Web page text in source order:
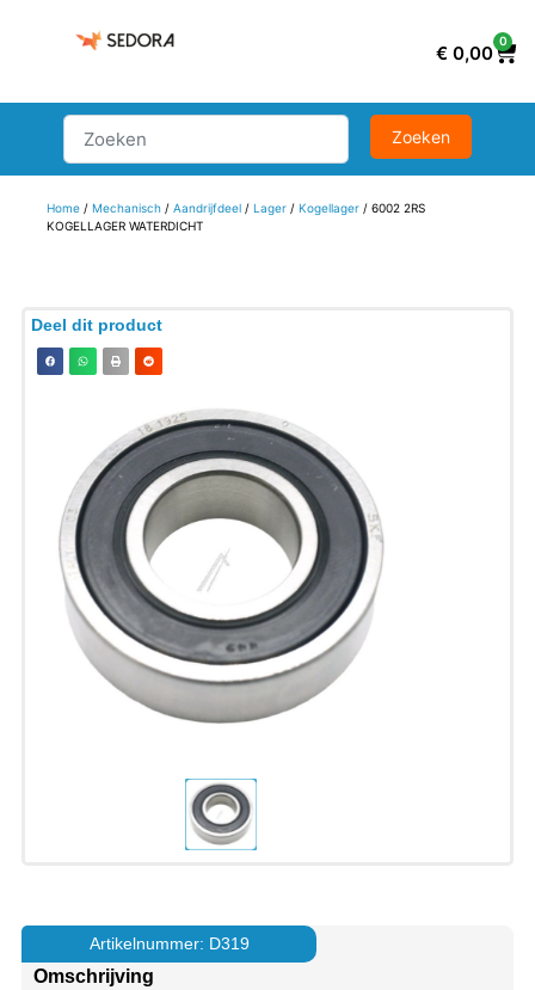
€ 0,00
0
Home/ Mechanisch/ Aandrijfdeel/ Lager/ Kogellager/ 6002 2RS
KOGELLAGER WATERDICHT
Deel dit product
Artikelnummer: D319
Omschrijving